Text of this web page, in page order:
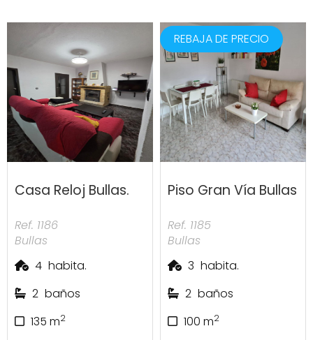
Casa Reloj Bullas.
Ref. 1186
Bullas
4 habita.
2 baños
135 m2
REBAJA DE PRECIO
Piso Gran Vía Bullas
Ref. 1185
Bullas
3 habita.
2 baños
100 m2